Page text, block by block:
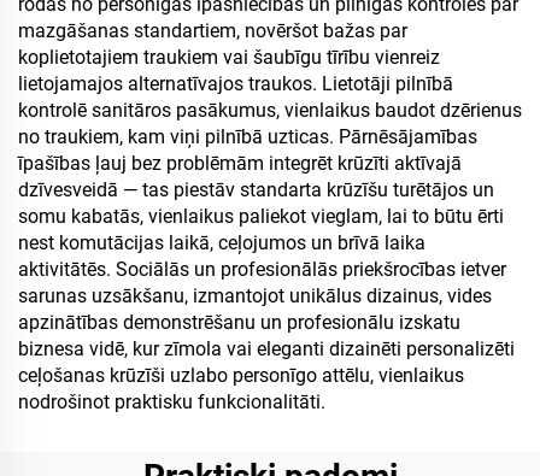
mazgāšanas standartiem, novēršot bažas par
koplietotajiem traukiem vai šaubīgu tīrību vienreiz
lietojamajos alternatīvajos traukos. Lietotāji pilnībā
kontrolē sanitāros pasākumus, vienlaikus baudot dzērienus
no traukiem, kam viņi pilnībā uzticas. Pārnēsājamības
īpašības ļauj bez problēmām integrēt krūzīti aktīvajā
dzīvesveidā — tas piestāv standarta krūzīšu turētājos un
somu kabatās, vienlaikus paliekot vieglam, lai to būtu ērti
nest komutācijas laikā, ceļojumos un brīvā laika
aktivitātēs. Sociālās un profesionālās priekšrocības ietver
sarunas uzsākšanu, izmantojot unikālus dizainus, vides
apzinātības demonstrēšanu un profesionālu izskatu
biznesa vidē, kur zīmola vai eleganti dizainēti personalizēti
ceļošanas krūzīši uzlabo personīgo attēlu, vienlaikus
nodrošinot praktisku funkcionalitāti.